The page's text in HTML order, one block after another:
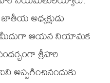
అధ్యక్షుడు
మీదుగా ఆయన నియామక
శ్రీహరి
అప్పగించినందుకు